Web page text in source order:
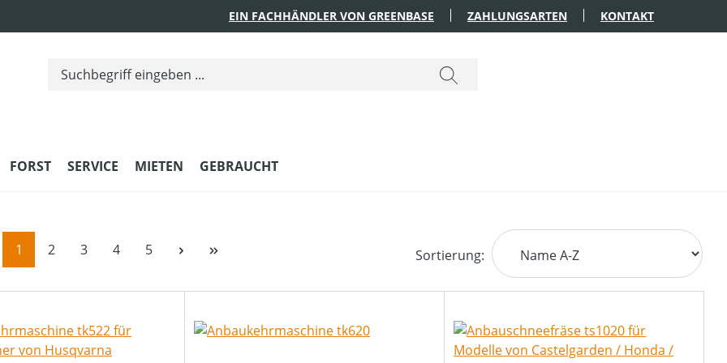
EIN FACHHÄNDLER VON GREENBASE ZAHLUNGSARTEN KONTAKT
FORST SERVICE MIETEN GEBRAUCHT
Seite
1 Seite
2 Seite
3 Seite
4 Seite
5 Sortierung: